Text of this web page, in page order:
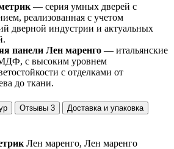
— серия умных дверей с
реализованная с учетом
дверной индустрии и актуальных
панели Лен маренго — итальянские
с высоким уровнем
с отделками от
до ткани.
Отзывы 3
Доставка и упаковка
Лен маренго, Лен маренго